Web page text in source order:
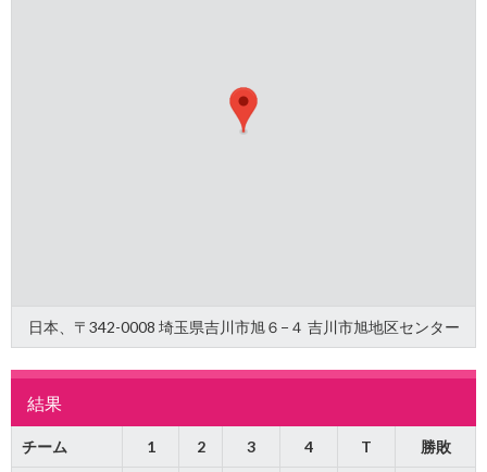
日本、〒342-0008 埼玉県吉川市旭６−４ 吉川市旭地区センター
結果
チーム 1 2 3 4 T 勝敗